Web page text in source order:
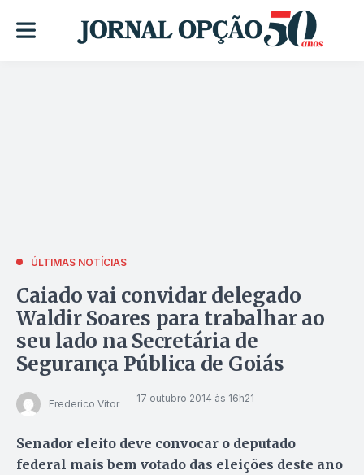
ÚLTIMAS NOTÍCIAS
Caiado vai convidar delegado
Waldir Soares para trabalhar ao
seu lado na Secretária de
Segurança Pública de Goiás
Frederico Vitor 17 outubro 2014 às 16h21
Senador eleito deve convocar o deputado
federal mais bem votado das eleições deste ano